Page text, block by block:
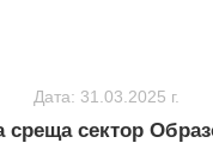
Дата: 31.03.2025 г.
среща сектор